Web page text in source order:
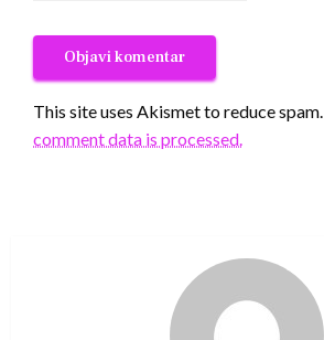
This site uses Akismet to reduce spam.
comment data is processed.